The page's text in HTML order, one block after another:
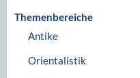
Themenbereiche
Antike
Orientalistik